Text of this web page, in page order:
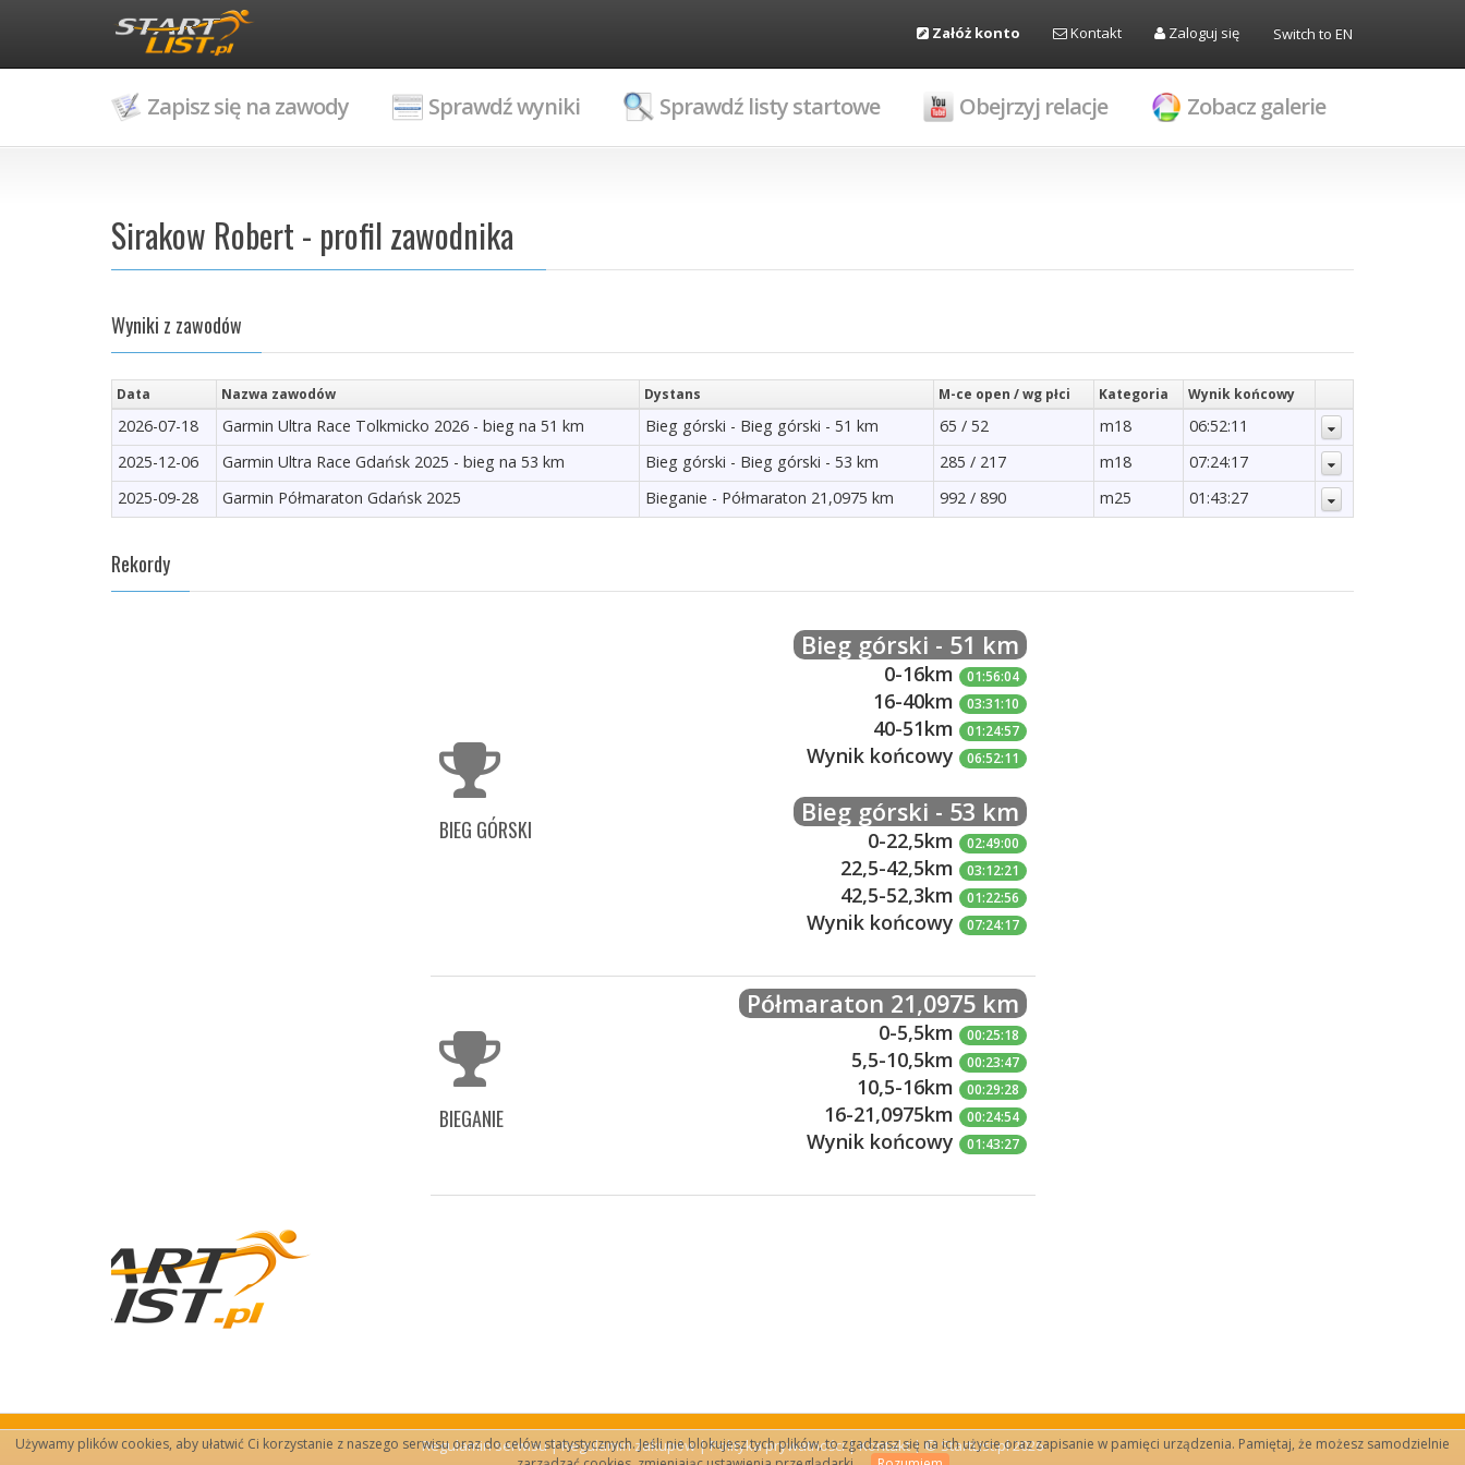
Załóż konto Kontakt Zaloguj się Switch to EN
Zapisz się na zawody Sprawdź wyniki Sprawdź listy startowe Obejrzyj relacje Zobacz galerie
Sirakow Robert - profil zawodnika
Wyniki z zawodów
Data Nazwa zawodów Dystans M-ce open / wg płci Kategoria Wynik końcowy
2026-07-18 Garmin Ultra Race Tolkmicko 2026 - bieg na 51 km Bieg górski - Bieg górski - 51 km 65 / 52 m18
06:52:11
2025-12-06
Garmin Ultra Race Gdańsk 2025 - bieg na 53 km Bieg górski - Bieg górski - 53 km 285 / 217 m18
07:24:17
2025-09-28
Garmin Półmaraton Gdańsk 2025 Bieganie - Półmaraton 21,0975 km 992 / 890 m25 01:43:27
Rekordy
BIEG GÓRSKI
Bieg górski - 51 km
0-16km 01:56:04
16-40km 03:31:10
40-51km 01:24:57
Wynik końcowy 06:52:11
Bieg górski - 53 km
0-22,5km 02:49:00
22,5-42,5km 03:12:21
42,5-52,3km 01:22:56
Wynik końcowy 07:24:17
BIEGANIE
Półmaraton 21,0975 km
0-5,5km 00:25:18
5,5-10,5km 00:23:47
10,5-16km 00:29:28
16-21,0975km 00:24:54
Wynik końcowy 01:43:27
Regulamin serwisu|Regulamin zakupów|Polityka prywatności|Kontakt| © StartList.pl 2026
Używamy plików cookies, aby ułatwić Ci korzystanie z naszego serwisu oraz do celów statystycznych. Jeśli nie blokujesz tych plików, to zgadzasz się na ich użycie oraz zapisanie w pamięci urządzenia. Pamiętaj, że możesz samodzielnie